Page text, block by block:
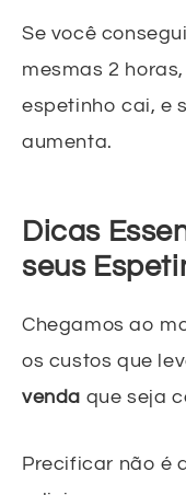
Se você
mesmas 2
espetinho cai, e
aumenta.
Dicas
seus
Chegamos ao
os custos que
venda que seja
Precificar não é